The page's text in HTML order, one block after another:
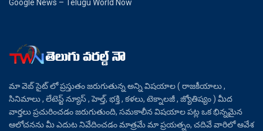
Google News – Telugu World Now
మా వెబ్ సైట్ లో ప్రస్తుతం జరుగుతున్న అన్ని విషయాల ( రాజకీయాలు ,
సినిమాలు , లేటెస్ట్ న్యూస్ , హెల్త్, భక్తి , కళలు, టెక్నాలజీ , జ్యోతిష్యం ) మీద
వార్తలు ప్రచురించడం జరుగుతుంది, సమకాలీన విషయాల పట్ల ఒక భిన్నమైన
ఆలోచనను మీ ఎదుట నివేదించడం మాత్రమే మా ప్రయత్నం, చదివే వారిలో ఆవేశ